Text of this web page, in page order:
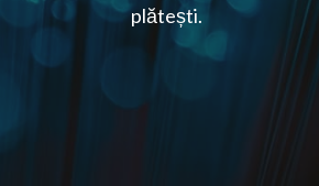
plătești.